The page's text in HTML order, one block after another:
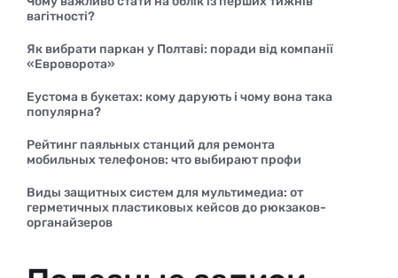
вагітності?
Як вибрати паркан у Полтаві: поради від компанії
«Евроворота»
Еустома в букетах: кому дарують і чому вона така
популярна?
Рейтинг паяльных станций для ремонта
мобильных телефонов: что выбирают профи
Виды защитных систем для мультимедиа: от
герметичных пластиковых кейсов до рюкзаков-
органайзеров